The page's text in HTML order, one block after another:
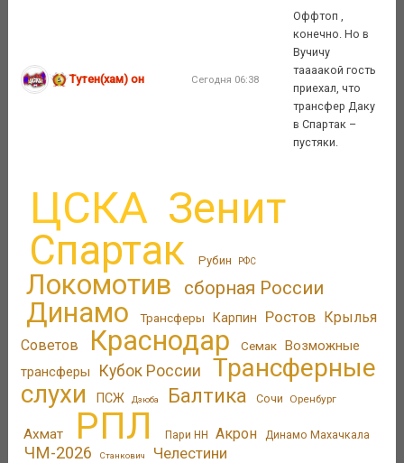
Тутен(хам) он Сегодня 06:38
Оффтоп ,
конечно. Но в
Вучичу
таааакой гость
приехал, что
трансфер Даку
в Спартак –
пустяки.
ЦСКА Зенит
Спартак Рубин РФС
Локомотив сборная России
Динамо Трансферы Карпин Ростов Крылья
Советов
Краснодар Семак Возможные
трансферы
Кубок России
Трансферные
слухи
ПСЖ Дзюба Балтика Сочи Оренбург
Ахмат РПЛ Пари НН Акрон Динамо Махачкала
ЧМ-2026 Станкович Челестини